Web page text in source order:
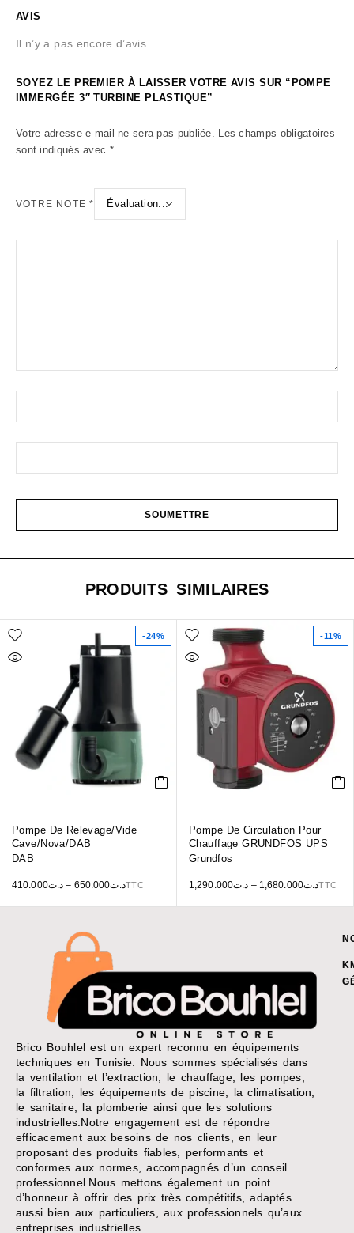
AVIS
Il n’y a pas encore d’avis.
SOYEZ LE PREMIER À LAISSER VOTRE AVIS SUR “POMPE
IMMERGÉE 3″ TURBINE PLASTIQUE”
Votre adresse e-mail ne sera pas publiée. Les champs obligatoires
sont indiqués avec *
VOTRE NOTE*
PRODUITS SIMILAIRES
-24%
Pompe De Relevage/vide
Cave/Nova/DAB
DAB
د.ت410.000 – د.ت650.000 TTC
-11%
Pompe De Circulation Pour
Chauffage GRUNDFOS UPS
Grundfos
د.ت1,290.000 – د.ت1,680.000 TTC
Brico Bouhlel est un expert reconnu en équipements
techniques en Tunisie. Nous sommes spécialisés dans
la ventilation et l’extraction, le chauffage, les pompes,
la filtration, les équipements de piscine, la climatisation,
le sanitaire, la plomberie ainsi que les solutions
industrielles.Notre engagement est de répondre
efficacement aux besoins de nos clients, en leur
proposant des produits fiables, performants et
conformes aux normes, accompagnés d’un conseil
professionnel.Nous mettons également un point
d’honneur à offrir des prix très compétitifs, adaptés
aussi bien aux particuliers, aux professionnels qu’aux
entreprises industrielles.